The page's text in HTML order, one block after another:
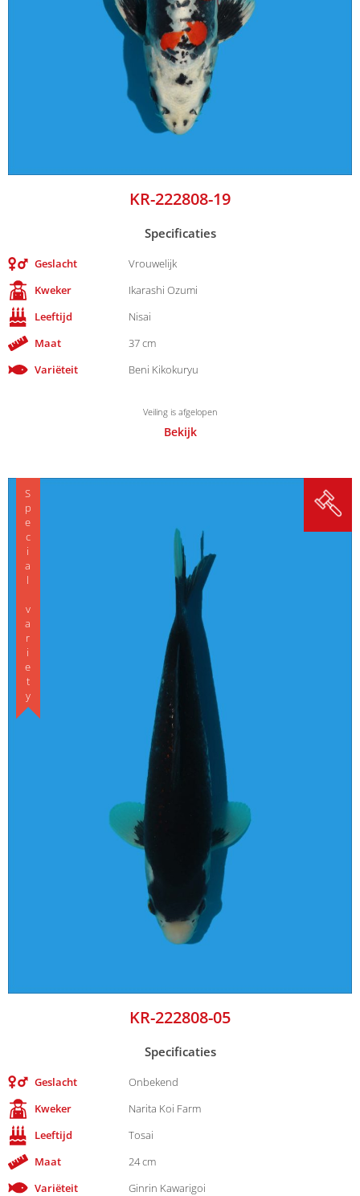
KR-222808-19
Specificaties
Geslacht
Vrouwelijk
Kweker
Ikarashi Ozumi
Leeftijd
Nisai
Maat
37 cm
Variëteit
Beni Kikokuryu
Veiling is afgelopen
Bekijk
Special variety
KR-222808-05
Specificaties
Geslacht
Onbekend
Kweker
Narita Koi Farm
Leeftijd
Tosai
Maat
24 cm
Variëteit
Ginrin Kawarigoi